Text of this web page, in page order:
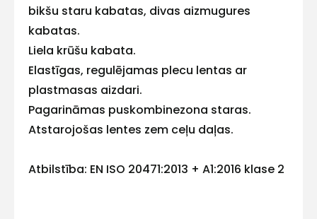
bikšu staru kabatas, divas aizmugures
kabatas.
Liela krūšu kabata.
Elastīgas, regulējamas plecu lentas ar
plastmasas aizdari.
Pagarināmas puskombinezona staras.
Atstarojošas lentes zem ceļu daļas.
Atbilstība: EN ISO 20471:2013 + A1:2016 klase 2
Ziņojums